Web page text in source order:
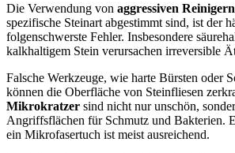
Die Verwendung von aggressiven Reinigern
spezifische Steinart abgestimmt sind, ist der
folgenschwerste Fehler. Insbesondere
kalkhaltigem Stein verursachen irreversible
Falsche Werkzeuge, wie harte Bürsten oder
können die Oberfläche von Steinfliesen
Mikrokratzer sind nicht nur unschön,
Angriffsflächen für Schmutz und Bakterien.
ein Mikrofasertuch ist meist ausreichend.